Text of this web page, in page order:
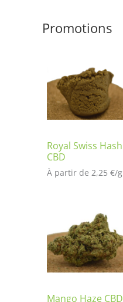
Promotions
Royal Swiss Hash
CBD
À partir de 2,25 €/g
Mango Haze CBD